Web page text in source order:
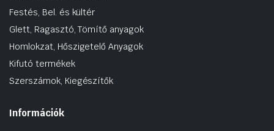
Festés, Bel. és kültér
Glett, Ragasztó, Tömítő anyagok
Homlokzat, Hőszigetelő Anyagok
Kifutó termékek
Szerszámok, Kiegészítők
Információk